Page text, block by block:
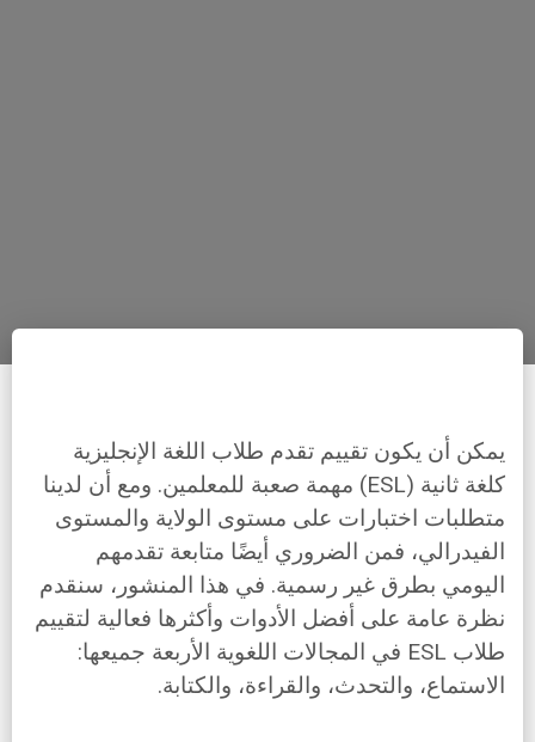
يمكن أن يكون تقييم تقدم طلاب اللغة الإنجليزية
كلغة ثانية (ESL) مهمة صعبة للمعلمين. ومع أن لدينا
متطلبات اختبارات على مستوى الولاية والمستوى
الفيدرالي، فمن الضروري أيضًا متابعة تقدمهم
اليومي بطرق غير رسمية. في هذا المنشور، سنقدم
نظرة عامة على أفضل الأدوات وأكثرها فعالية لتقييم
طلاب ESL في المجالات اللغوية الأربعة جميعها:
الاستماع، والتحدث، والقراءة، والكتابة.